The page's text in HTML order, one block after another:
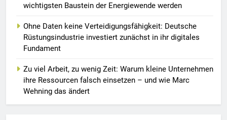
wichtigsten Baustein der Energiewende werden
Ohne Daten keine Verteidigungsfähigkeit: Deutsche
Rüstungsindustrie investiert zunächst in ihr digitales
Fundament
Zu viel Arbeit, zu wenig Zeit: Warum kleine Unternehmen
ihre Ressourcen falsch einsetzen – und wie Marc
Wehning das ändert